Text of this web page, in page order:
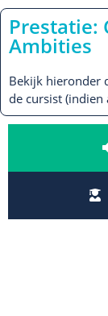
Prestatie:
Ambities
Bekijk hieronder
de cursist (indien